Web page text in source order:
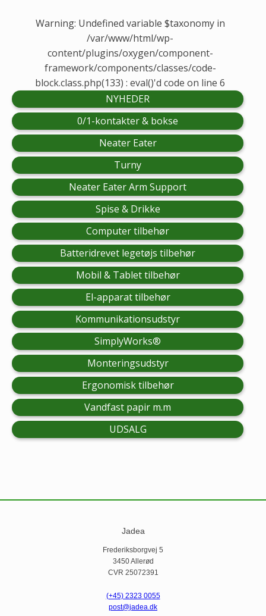
Warning: Undefined variable $taxonomy in
/var/www/html/wp-
content/plugins/oxygen/component-
framework/components/classes/code-
block.class.php(133) : eval()'d code on line 6
NYHEDER
0/1-kontakter & bokse
Neater Eater
Turny
Neater Eater Arm Support
Spise & Drikke
Computer tilbehør
Batteridrevet legetøjs tilbehør
Mobil & Tablet tilbehør
El-apparat tilbehør
Kommunikationsudstyr
SimplyWorks®
Monteringsudstyr
Ergonomisk tilbehør
Vandfast papir m.m
UDSALG
Jadea
Frederiksborgvej 5
3450 Allerød
CVR 25072391
(+45) 2323 0055
post@jadea.dk